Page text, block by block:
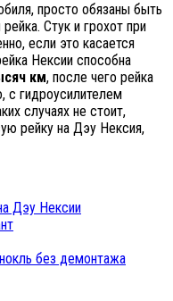
просто обязаны быть
Стук и грохот при
если это касается
Нексии способна
км, после чего рейка
с гидроусилителем
случаях не стоит,
рейку на Дэу Нексия,
Дэу Нексии
без демонтажа